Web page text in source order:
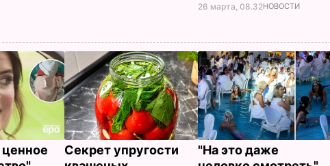
26 марта, 08.32НОВОСТИ
Секрет упругости
"На это даже